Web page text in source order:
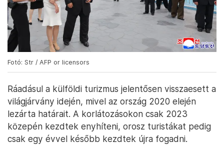
Fotó: Str / AFP or licensors
Ráadásul a külföldi turizmus jelentősen visszaesett a
világjárvány idején, mivel az ország 2020 elején
lezárta határait. A korlátozásokon csak 2023
közepén kezdtek enyhíteni, orosz turistákat pedig
csak egy évvel később kezdtek újra fogadni.